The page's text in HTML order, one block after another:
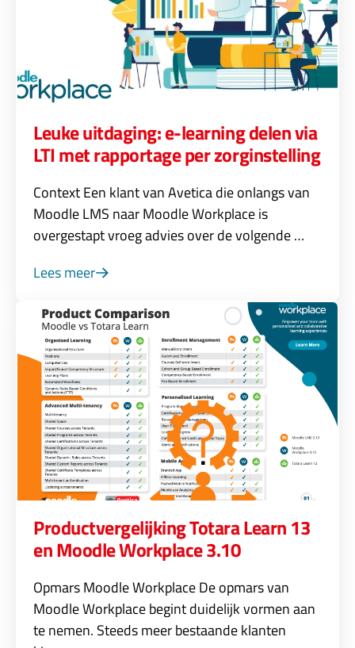
Leuke uitdaging: e-learning delen via
LTI met rapportage per zorginstelling
Context Een klant van Avetica die onlangs van
Moodle LMS naar Moodle Workplace is
overgestapt vroeg advies over de volgende …
Lees meer
Productvergelijking Totara Learn 13
en Moodle Workplace 3.10
Opmars Moodle Workplace De opmars van
Moodle Workplace begint duidelijk vormen aan
te nemen. Steeds meer bestaande klanten